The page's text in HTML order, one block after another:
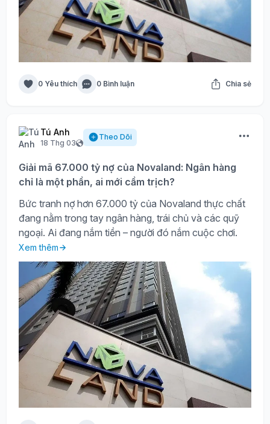
0 Yêu thích 0 Bình luận Chia sẻ
Tú Anh
18 Thg 03
Theo Dõi
Giải mã 67.000 tỷ nợ của Novaland: Ngân hàng
chỉ là một phần, ai mới cầm trịch?
Bức tranh nợ hơn 67.000 tỷ của Novaland thực chất
đang nằm trong tay ngân hàng, trái chủ và các quỹ
ngoại. Ai đang nắm tiền – người đó nắm cuộc chơi.
Xem thêm